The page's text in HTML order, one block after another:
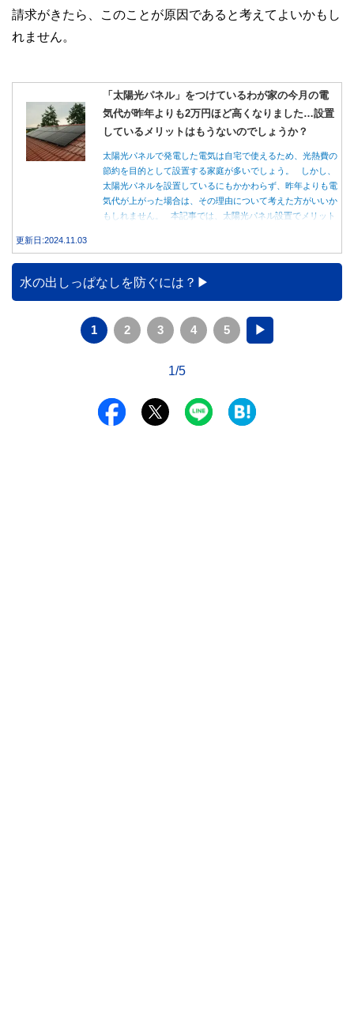
請求がきたら、このことが原因であると考えてよいかもし
れません。
「太陽光パネル」をつけているわが家の今月の電
気代が昨年よりも2万円ほど高くなりました…設置
しているメリットはもうないのでしょうか？
太陽光パネルで発電した電気は自宅で使えるため、光熱費の
節約を目的として設置する家庭が多いでしょう。 しかし、
太陽光パネルを設置しているにもかかわらず、昨年よりも電
気代が上がった場合は、その理由について考えた方がいいか
もしれません。 本記事では、太陽光パネル設置でメリット
更新日:2024.11.03
水の出しっぱなしを防ぐには？
1 2 3 4 5 ▶
1/5